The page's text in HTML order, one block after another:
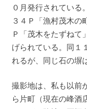
０月発行されている。
３４Ｐ「漁村茂木の
Ｐ「茂木をたずねて
げられている。同１
れるが、同じ石の塀
撮影地は、私も以前
ら片町（現在の峰酒